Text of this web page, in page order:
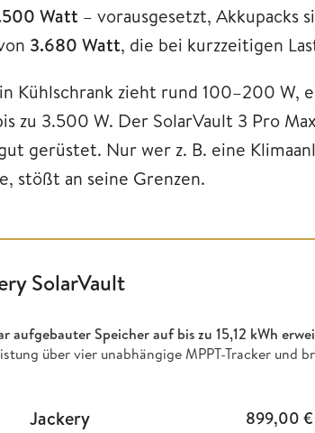
Watt – vorausgesetzt, Akkupacks
3.680 Watt, die bei kurzzeitigen
Kühlschrank zieht rund 100–200 W,
zu 3.500 W. Der SolarVault 3 Pro
gerüstet. Nur wer z. B. eine
stößt an seine Grenzen.
SolarVault
aufgebauter Speicher auf bis zu 15,12 kWh
über vier unabhängige MPPT-Tracker und
Jackery 899,00 €